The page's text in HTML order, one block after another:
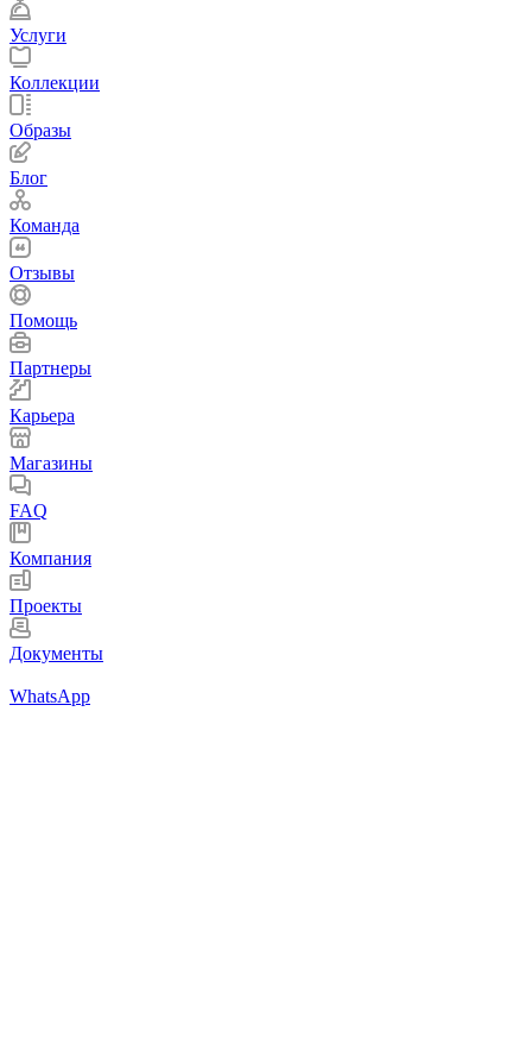
Услуги
Коллекции
Образы
Блог
Команда
Отзывы
Помощь
Партнеры
Карьера
Магазины
FAQ
Компания
Проекты
Документы
WhatsApp